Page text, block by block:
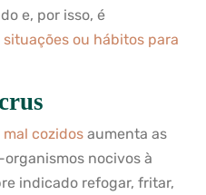
e, por isso, é
ou hábitos para
cozidos aumenta as
nocivos à
indicado refogar, fritar,